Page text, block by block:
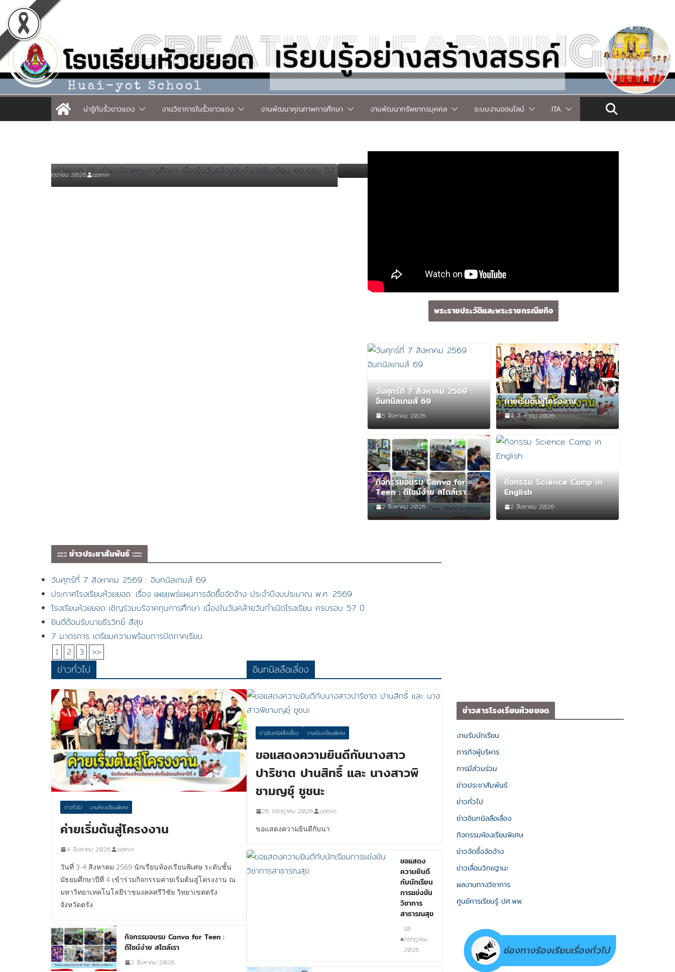
Skip
to
content
น่ารู้กับรั้วขาวแดง งานวิชาการในรั้วขาวแดง งานพัฒนาคุณภาพการศึกษา งานพัฒนาทรัพยากรบุคคล ระบบงานออนไลน์ ITA
กลุ่มบริหารงานบุคคล ข่าวอินทนิลลือเลื่อง ข่าวเด่น ข่าวอินทนิลลือเลื่อง ข่าวเด่น งานห้องเรียนพิเศษ
พระราชประวัติและพระราชกรณียกิจ
วันศุกร์ที่ 7 สิงหาคม 2569 :
อินทนิลเกมส์ 69
5 สิงหาคม 2026
ค่ายเริ่มต้นสู่โครงงาน
4 สิงหาคม 2026
กิจกรรมอบรม Canva for
Teen : ดีไซน์ง่าย สไตล์เรา
2 สิงหาคม 2026
กิจกรรม Science Camp in
English
2 สิงหาคม 2026
:::::: ข่าวประชาสัมพันธ์ ::::::
วันศุกร์ที่ 7 สิงหาคม 2569 : อินทนิลเกมส์ 69
ประกาศโรงเรียนห้วยยอด: เรื่อง เผยแพร่แผนการจัดซื้อจัดจ้าง ประจำปีงบประมาณ พ.ศ. 2569
โรงเรียนห้วยยอด เชิญร่วมบริจาคทุนการศึกษา เนื่องในวันคล้ายวันกำเนิดโรงเรียน ครบรอบ 57 ปี
ยินดีต้อนรับนายธีรวิทย์ สีสุข
7 มาตรการ เตรียมความพร้อมการปิดภาคเรียน
1
2 3 >>
ข่าวทั่วไป
ข่าวทั่วไป งานห้องเรียนพิเศษ
ค่ายเริ่มต้นสู่โครงงาน
4 สิงหาคม 2026
admin
วันที่ 3-4 สิงหาคม 2569 นักเรียนห้องเรียนพิเศษ ระดับชั้น
มัธยมศึกษาปีที่ 4 เข้าร่วมกิจกรรมค่ายเริ่มต้นสู่โครงงาน ณ
มหาวิทยาเทคโนโลยีราชมงคลศรีวิชัย วิทยาเขตตรัง
จังหวัดตรัง
กิจกรรมอบรม Canva for Teen :
ดีไซน์ง่าย สไตล์เรา
2 สิงหาคม 2026
อินทนิลลือเลี่อง
ข่าวอินทนิลลือเลื่อง งานห้องเรียนพิเศษ
ขอแสดงความยินดีกับนางสาว
ปาริชาต ปานสิทธิ์ และ นางสาวพิ
ชามญชุ์ ชูชนะ
26 กรกฎาคม 2026
admin
ขอแสดงความยินดีกับนา
ขอแสดง
ความยินดี
กับนักเรียน
การแข่งขัน
วิชาการ
สาธารณสุข
10
กรกฎาคม
2026
ข่าวสารโรงเรียนห้วยยอด
งานรับนักเรียน
ภารกิจผู้บริหาร
การมีส่วนร่วม
ข่าวประชาสัมพันธ์
ข่าวทั่วไป
ข่าวอินทนิลลือเลื่อง
กิจกรรมห้องเรียนพิเศษ
ข่าวจัดซื้อจัดจ้าง
ข่าวเลื่อนวิทยฐานะ
ผลงานทางวิชาการ
ศูนย์การเรียนรู้ ปศ.พพ.